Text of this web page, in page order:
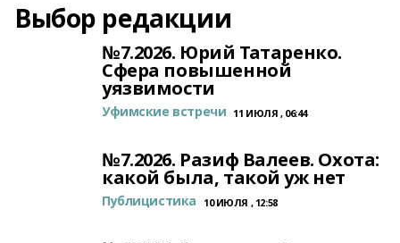
Выбор редакции
№7.2026. Юрий Татаренко.
Сфера повышенной
уязвимости
Уфимские встречи 11 ИЮЛЯ , 06:44
№7.2026. Разиф Валеев. Охота:
какой была, такой уж нет
Публицистика 10 ИЮЛЯ , 12:58